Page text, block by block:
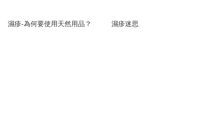
濕疹-為何要使用天然用品？ 濕疹迷思